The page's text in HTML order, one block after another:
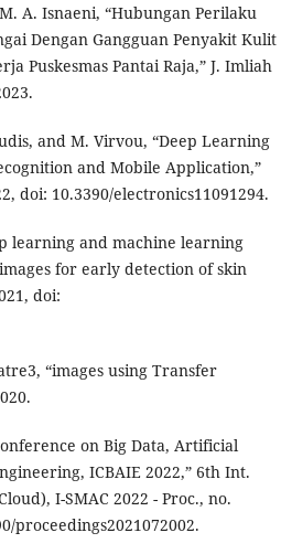
A. Isnaeni, “Hubungan Perilaku
Dengan Gangguan Penyakit Kulit
Puskesmas Pantai Raja,” J. Imliah
and M. Virvou, “Deep Learning
and Mobile Application,”
doi: 10.3390/electronics11091294.
learning and machine learning
for early detection of skin
doi:
“images using Transfer
on Big Data, Artificial
ICBAIE 2022,” 6th Int.
I-SMAC 2022 - Proc., no.
proceedings2021072002.